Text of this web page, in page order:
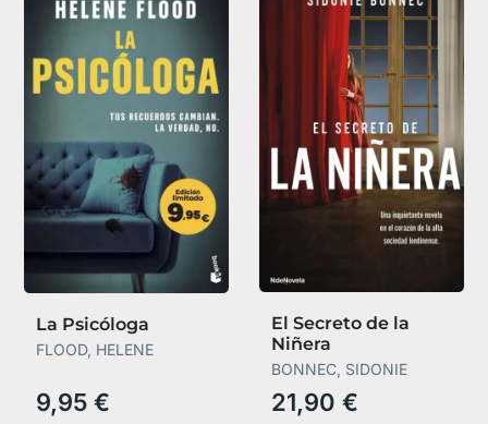
La Psicóloga
FLOOD, HELENE
9,95 €
El Secreto de la
Niñera
BONNEC, SIDONIE
21,90 €